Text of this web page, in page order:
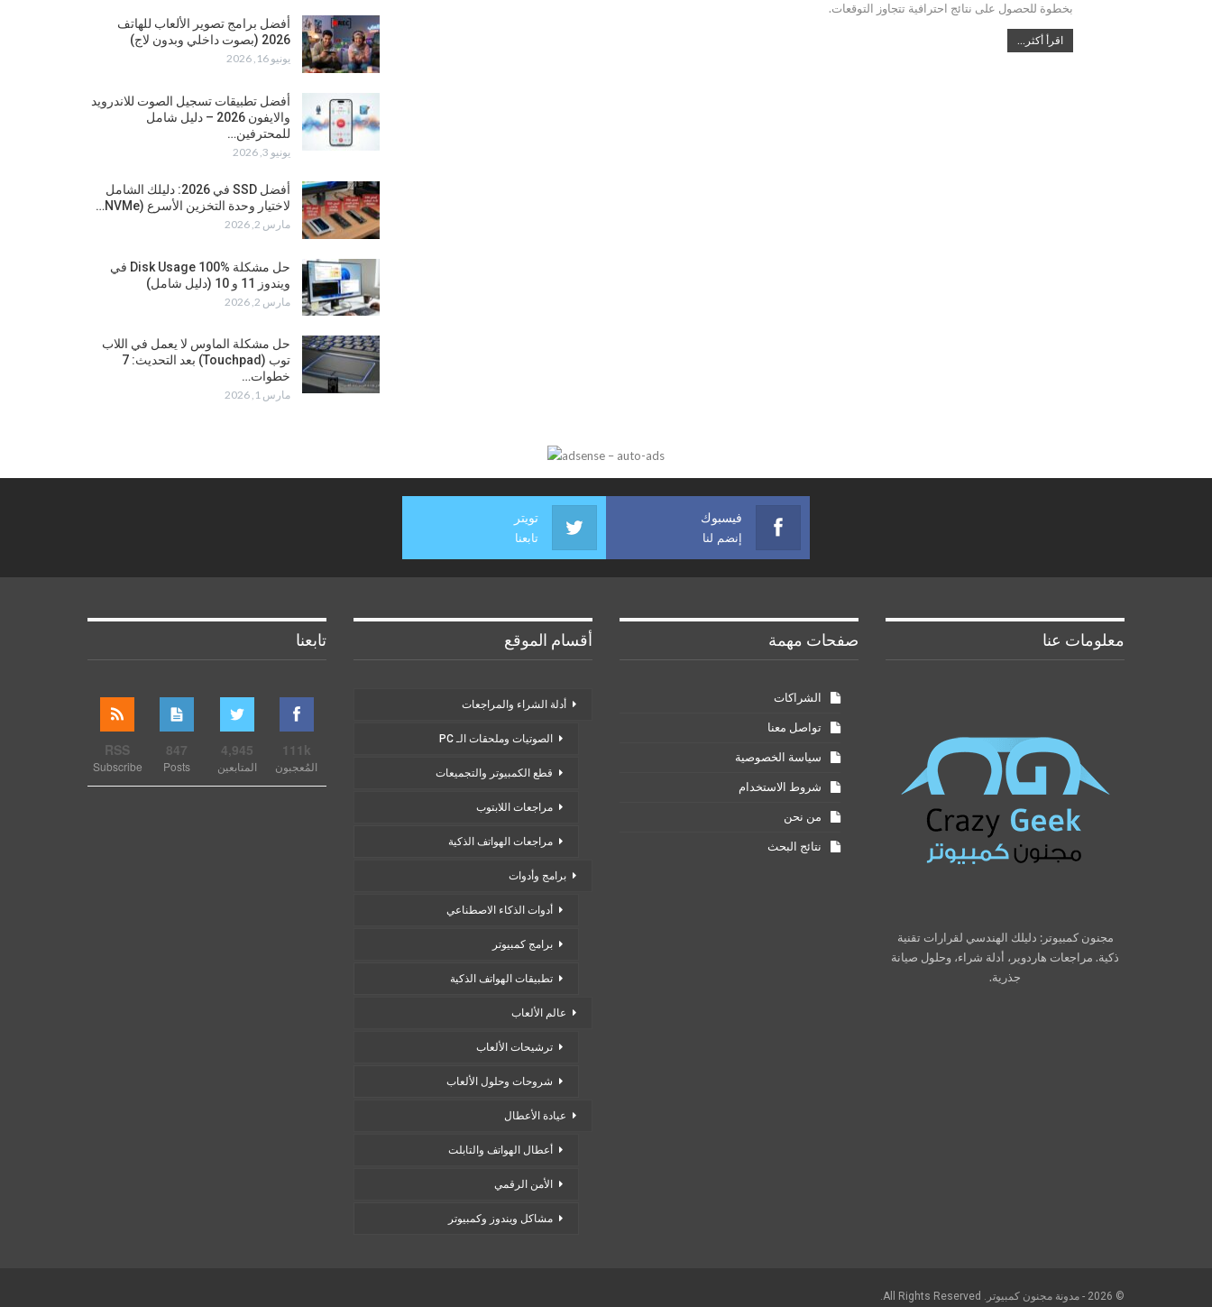
بخطوة للحصول على نتائج احترافية تتجاوز التوقعات.
اقرأ أكثر...
أفضل برامج تصوير الألعاب للهاتف
2026 (بصوت داخلي وبدون لاج)
يونيو 16, 2026
أفضل تطبيقات تسجيل الصوت للاندرويد
والايفون 2026 – دليل شامل
للمحترفين…
يونيو 3, 2026
أفضل SSD في 2026: دليلك الشامل
لاختيار وحدة التخزين الأسرع (NVMe…
مارس 2, 2026
حل مشكلة Disk Usage 100% في
ويندوز 11 و 10 (دليل شامل)
مارس 2, 2026
حل مشكلة الماوس لا يعمل في اللاب
توب (Touchpad) بعد التحديث: 7
خطوات…
مارس 1, 2026
فيسبوك
إنضم لنا
تويتر
تابعنا
معلومات عنا
مجنون كمبيوتر: دليلك الهندسي لقرارات تقنية
ذكية. مراجعات هاردوير، أدلة شراء، وحلول صيانة
جذرية.
صفحات مهمة
الشراكات
تواصل معنا
سياسة الخصوصية
شروط الاستخدام
من نحن
نتائج البحث
أقسام الموقع
أدلة الشراء والمراجعات
الصوتيات وملحقات الـ PC
قطع الكمبيوتر والتجميعات
مراجعات اللابتوب
مراجعات الهواتف الذكية
برامج وأدوات
أدوات الذكاء الاصطناعي
برامج كمبيوتر
تطبيقات الهواتف الذكية
عالم الألعاب
ترشيحات الألعاب
شروحات وحلول الألعاب
عيادة الأعطال
أعطال الهواتف والتابلت
الأمن الرقمي
مشاكل ويندوز وكمبيوتر
تابعنا
111k
المُعجبون
4,945
المتابعين
847
Posts
RSS
Subscribe
© 2026 - مدونة مجنون كمبيوتر. All Rights Reserved.